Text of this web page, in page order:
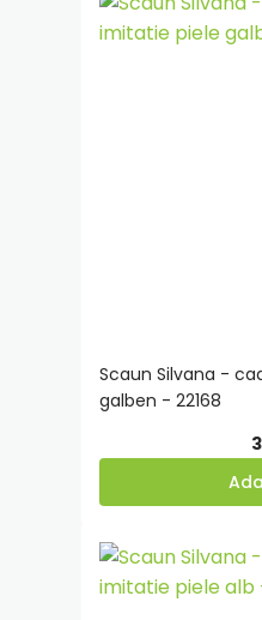
Scaun Silvana -
galben - 22168